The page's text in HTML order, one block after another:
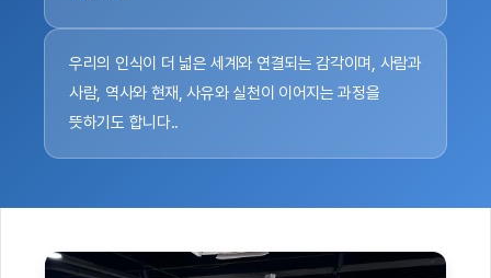
우리의 인식이 더 넓은 세계와 연결되는 감각이며, 사람과
사람, 역사와 현재, 사유와 실천이 이어지는 과정을
뜻하기도 합니다..